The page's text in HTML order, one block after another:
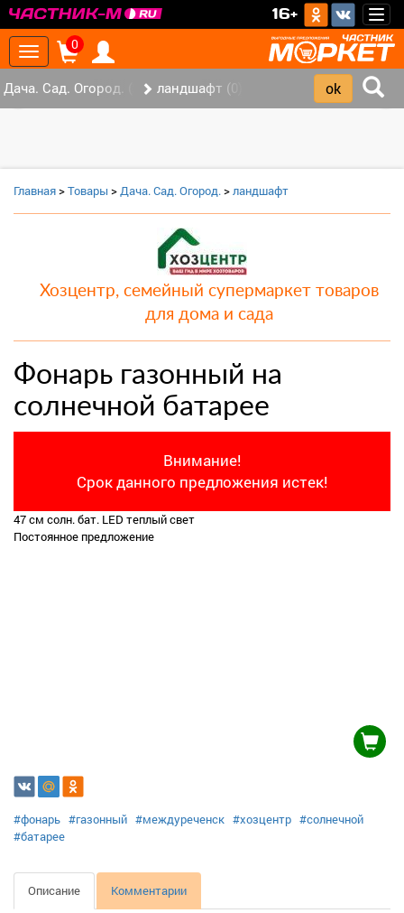
16+
Toggle
navigation
0
Дача. Сад. Огород. (2) ландшафт (0)
Главная>Товары >Дача. Сад. Огород.>ландшафт
Хозцентр, семейный супермаркет товаров
для дома и сада
Фонарь газонный на
солнечной батарее
Внимание!
Срок данного предложения истек!
47 см солн. бат. LED теплый свет
Постоянное предложение
#фонарь #газонный #междуреченск #хозцентр #солнечной
#батарее
Описание Комментарии
‹ ›